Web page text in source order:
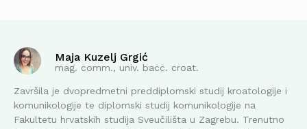
Maja Kuzelj Grgić
mag. comm., univ. bacc. croat.
Završila je dvopredmetni preddiplomski studij kroatologije i
komunikologije te diplomski studij komunikologije na
Fakultetu hrvatskih studija Sveučilišta u Zagrebu. Trenutno